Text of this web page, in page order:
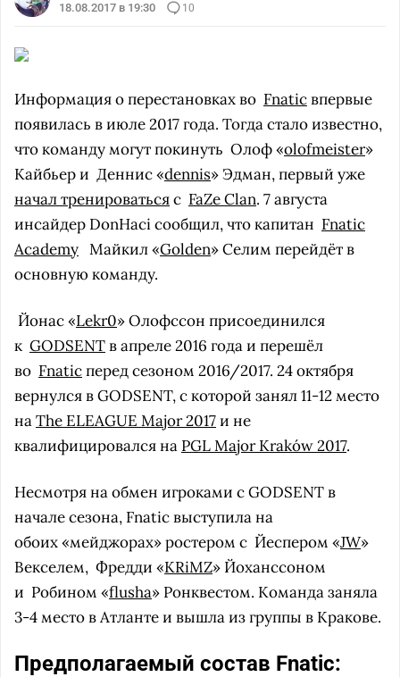
18.08.2017 в 19:30 10
Информация о перестановках во Fnaticвпервые
появилась в июле 2017 года. Тогда стало известно,
что команду могут покинуть Олоф «olofmeister»
Кайбьер и Деннис «dennis» Эдман, первый уже
начал тренироватьсяс FaZe Clan. 7 августа
инсайдер DonHaci сообщил, что капитан Fnatic
Academy Майкил «Golden» Селим перейдёт в
основную команду.
Йонас «Lekr0» Олофссон присоединился
к GODSENTв апреле 2016 года и перешёл
во Fnaticперед сезоном 2016/2017. 24 октября
вернулся в GODSENT, с которой занял 11-12 место
наThe ELEAGUE Major 2017и не
квалифицировался на PGL Major Kraków 2017.
Несмотря на обмен игроками с GODSENT в
начале сезона, Fnatic выступила на
обоих«мейджорах» ростером с Йеспером «JW»
Векселем, Фредди «KRiMZ» Йоханссоном
и Робином «flusha» Ронквестом. Команда заняла
3-4 место в Атланте и вышла из группы в Кракове.
Предполагаемый состав Fnatic: